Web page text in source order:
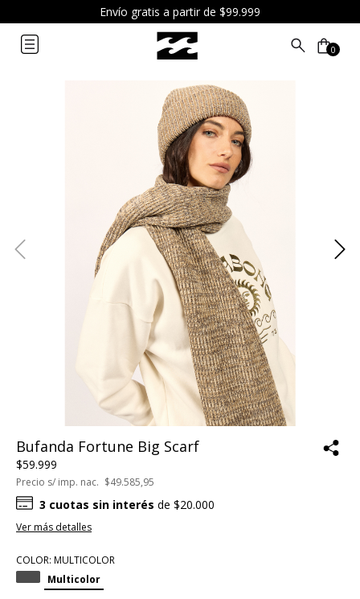
Envío gratis a partir de $99.999
0
Bufanda Fortune Big Scarf
$59.999
Precio s/ imp. nac. $49.585,95
3 cuotas sin interés de $20.000
Ver más detalles
COLOR: MULTICOLOR
Multicolor